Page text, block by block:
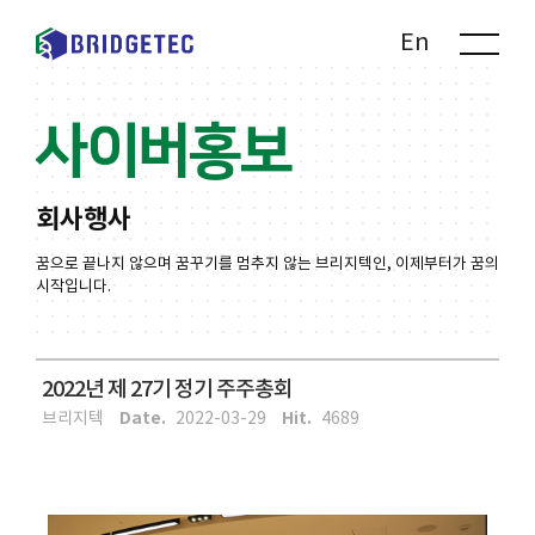
En
사이버홍보
회사행사
꿈으로 끝나지 않으며 꿈꾸기를 멈추지 않는 브리지텍인, 이제부터가 꿈의
시작입니다.
2022년 제 27기 정기 주주총회
브리지텍 Date. 2022-03-29 Hit. 4689